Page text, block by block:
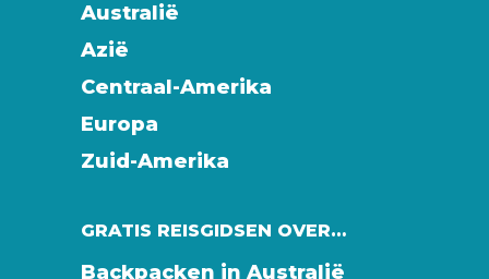
Australië
Azië
Centraal-Amerika
Europa
Zuid-Amerika
GRATIS REISGIDSEN OVER…
Backpacken in Australië